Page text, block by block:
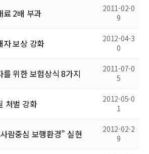
료 2배 부과
2011-02-0
9
자 보상 강화
2012-04-3
0
위한 보험상식 8가지
2011-07-0
5
처벌 강화
2012-05-0
1
람중심 보행환경” 실현
2012-02-2
9